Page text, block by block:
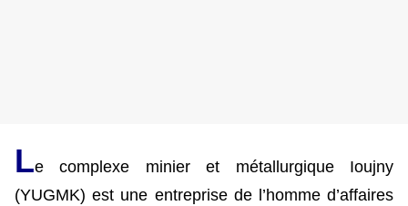
Le complexe minier et métallurgique Ioujny
(YUGMK) est une entreprise de l’homme d’affaires